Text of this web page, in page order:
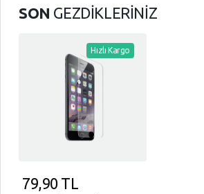
SON GEZDİKLERİNİZ
Hızlı Kargo
79,90TL